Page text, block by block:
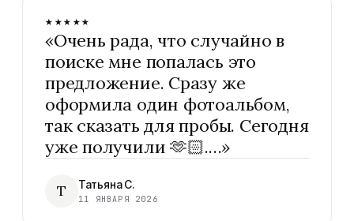
★★★★★
«Очень рада, что случайно в
поиске мне попалась это
предложение. Сразу же
оформила один фотоальбом,
так сказать для пробы. Сегодня
уже получили 🫶🏻.…»
Т Татьяна С.
11 ЯНВАРЯ 2026